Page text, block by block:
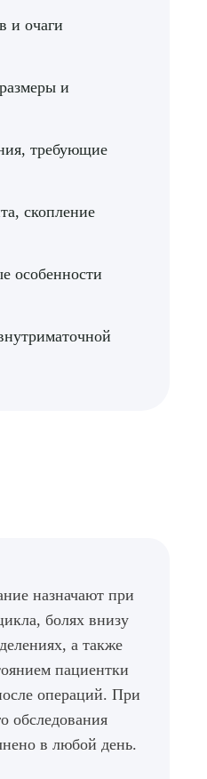
и очаги
и
требующие
скопление
особенности
назначают при
болях внизу
а также
пациентки
операций. При
обследования
в любой день.